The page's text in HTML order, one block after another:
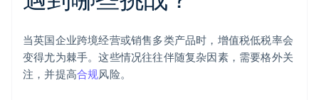
当英国企业跨境经营或销售多类产品时，增值税低税率会
变得尤为棘手。这些情况往往伴随复杂因素，需要格外关
注，并提高合规风险。